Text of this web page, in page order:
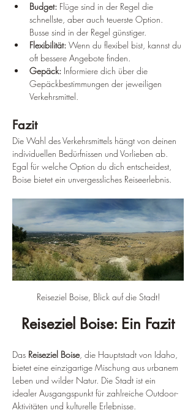
Budget: Flüge sind in der Regel die
schnellste, aber auch teuerste Option.
Busse sind in der Regel günstiger.
Flexibilität: Wenn du flexibel bist, kannst du
oft bessere Angebote finden.
Gepäck: Informiere dich über die
Gepäckbestimmungen der jeweiligen
Verkehrsmittel.
Fazit
Die Wahl des Verkehrsmittels hängt von deinen
individuellen Bedürfnissen und Vorlieben ab.
Egal für welche Option du dich entscheidest,
Boise bietet ein unvergessliches Reiseerlebnis.
Reiseziel Boise, Blick auf die Stadt!
Reiseziel Boise: Ein Fazit
Das Reiseziel Boise, die Hauptstadt von Idaho,
bietet eine einzigartige Mischung aus urbanem
Leben und wilder Natur. Die Stadt ist ein
idealer Ausgangspunkt für zahlreiche Outdoor-
Aktivitäten und kulturelle Erlebnisse.